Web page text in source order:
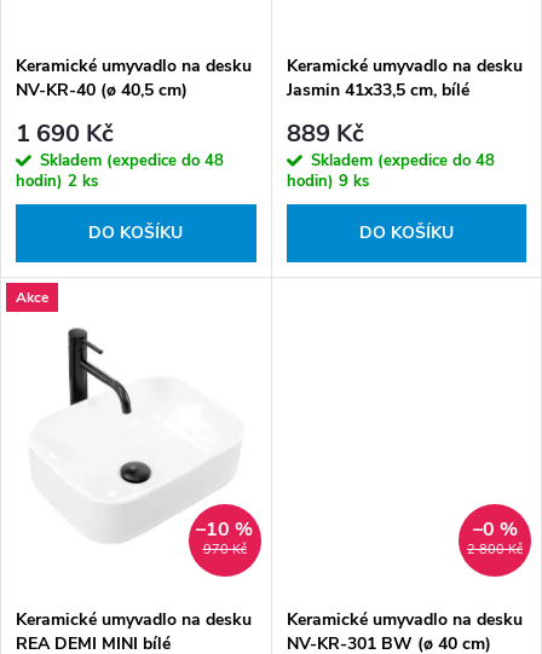
k
t
ů
u
k
t
ů
Keramické umyvadlo na desku
NV-KR-40 (ø 40,5 cm)
1 690 Kč
Skladem (expedice do 48
hodin) 2 ks
DO KOŠÍKU
Keramické umyvadlo na desku
Jasmin 41x33,5 cm, bílé
889 Kč
Skladem (expedice do 48
hodin) 9 ks
DO KOŠÍKU
Akce
970 Kč
–10 %
Keramické umyvadlo na desku
REA DEMI MINI bílé
2 800 Kč
–0 %
Keramické umyvadlo na desku
NV-KR-301 BW (ø 40 cm)